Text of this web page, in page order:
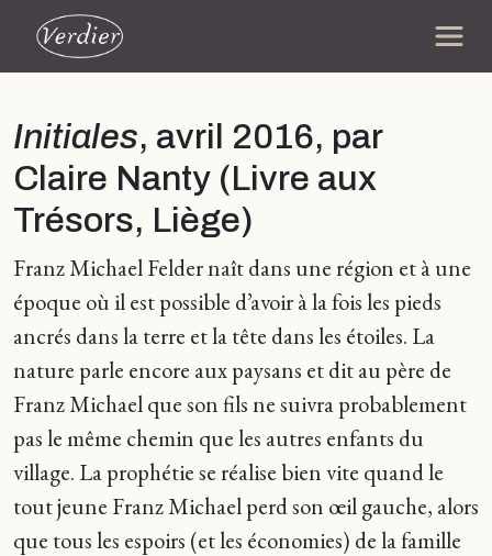
Initiales, avril 2016, par
Claire Nanty (Livre aux
Trésors, Liège)
Franz Michael Felder naît dans une région et à une
époque où il est possible d’avoir à la fois les pieds
ancrés dans la terre et la tête dans les étoiles. La
nature parle encore aux paysans et dit au père de
Franz Michael que son fils ne suivra probablement
pas le même chemin que les autres enfants du
village. La prophétie se réalise bien vite quand le
tout jeune Franz Michael perd son œil gauche, alors
que tous les espoirs (et les économies) de la famille